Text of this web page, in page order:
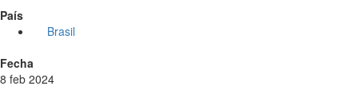
País
Brasil
Fecha
8 feb 2024